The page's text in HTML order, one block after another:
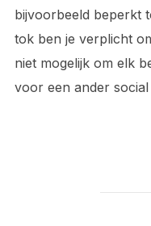
bijvoorbeeld beperkt
tok ben je verplicht
niet mogelijk om elk
voor een ander